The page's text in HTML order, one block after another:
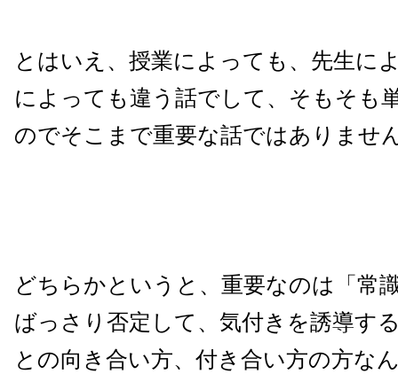
とはいえ、授業によっても、先生に
によっても違う話でして、そもそも
のでそこまで重要な話ではありませ
どちらかというと、重要なのは「常
ばっさり否定して、気付きを誘導す
との向き合い方、付き合い方の方な